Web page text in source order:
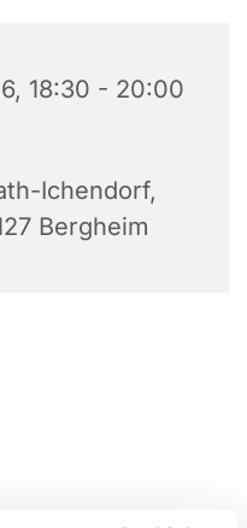
18:30 - 20:00
Ichendorf,
Bergheim